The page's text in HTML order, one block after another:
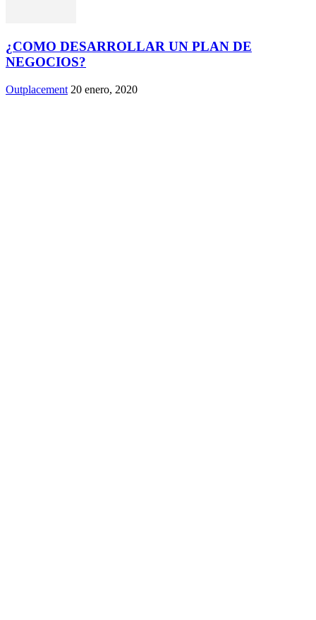
¿COMO DESARROLLAR UN PLAN DE
NEGOCIOS?
Outplacement 20 enero, 2020